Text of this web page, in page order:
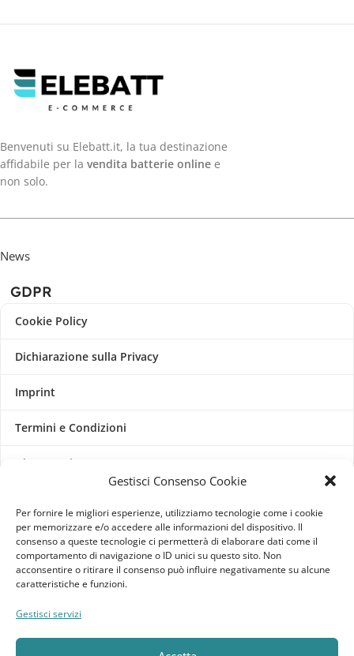
Gestisci Consenso Cookie
Per fornire le migliori esperienze, utilizziamo tecnologie come i cookie
per memorizzare e/o accedere alle informazioni del dispositivo. Il
consenso a queste tecnologie ci permetterà di elaborare dati come il
comportamento di navigazione o ID unici su questo sito. Non
acconsentire o ritirare il consenso può influire negativamente su alcune
caratteristiche e funzioni.
Gestisci servizi
Benvenuti su Elebatt.it, la tua destinazione
affidabile per la vendita batterie online e
non solo.
News
GDPR
Cookie Policy
Dichiarazione sulla Privacy
Imprint
Termini e Condizioni
Disconoscimento
Pagine Dedicate
Raffrescatori Evaporativi Industriali
CLIENTE
Bacheca cliente
Ordini